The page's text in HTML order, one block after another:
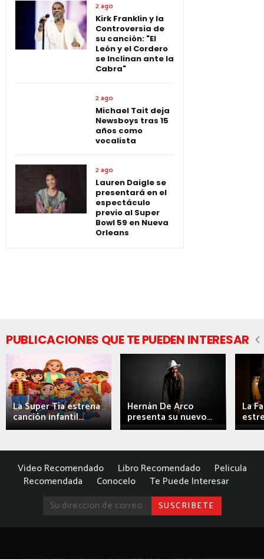
2 ago
Kirk Franklin y la
Controversia de
su canción: "El
León y el Cordero
se Inclinan ante la
Cabra"
2 ago
Michael Tait deja
Newsboys tras 15
años como
vocalista
2 ago
Lauren Daigle se
presentará en el
espectáculo
previo al Super
Bowl 59 en Nueva
Orleans
PUBLICACIONES QUE TE PUEDEN INTERESAR
La Super Tía estrena
canción infantil...
Hernán De Arco
presenta su nuevo...
La
Video Recomendado Libro Recomendado
Pelicula
Recomendada
Conocelo Te Puede Interesar